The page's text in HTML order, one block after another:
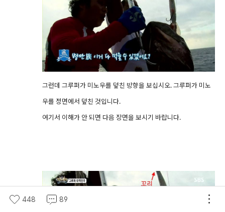
그런데 그루퍼가 미노우를 덮친 방향을 보십시오. 그루퍼가 미노
우를 정면에서 덮친 것입니다.
여기서 이해가 안 되면 다음 장면을 보시기 바랍니다.
448 89